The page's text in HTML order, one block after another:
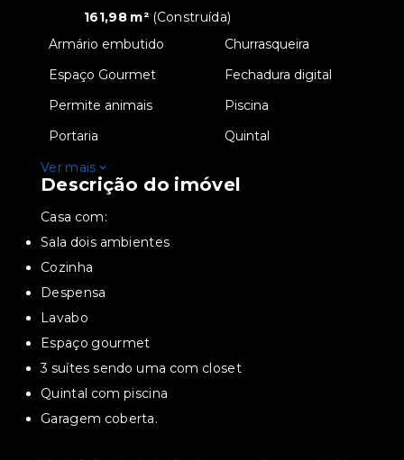
161,98 m² (Construída)
Armário embutido
Churrasqueira
Espaço Gourmet
Fechadura digital
Permite animais
Piscina
Portaria
Quintal
Ver mais
Descrição do imóvel
Casa com:
Sala dois ambientes
Cozinha
Despensa
Lavabo
Espaço gourmet
3 suítes sendo uma com closet
Quintal com piscina
Garagem coberta.